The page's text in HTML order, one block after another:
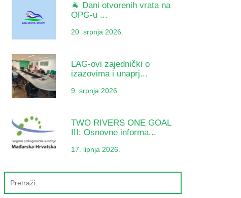
🐐 Dani otvorenih vrata na
OPG-u ...
20. srpnja 2026.
LAG-ovi zajednički o
izazovima i unaprj...
9. srpnja 2026.
TWO RIVERS ONE GOAL
III: Osnovne informa...
17. lipnja 2026.